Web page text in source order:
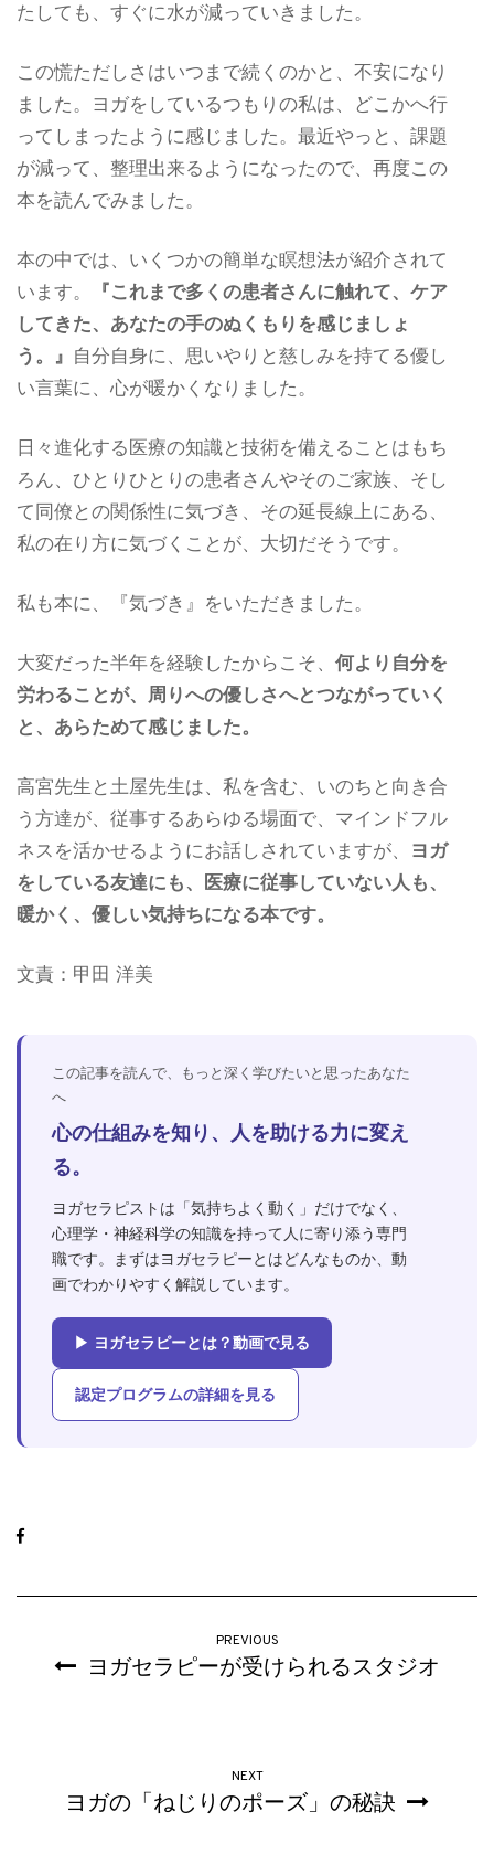
たしても、すぐに水が減っていきました。
この慌ただしさはいつまで続くのかと、不安になり
ました。ヨガをしているつもりの私は、どこかへ行
ってしまったように感じました。最近やっと、課題
が減って、整理出来るようになったので、再度この
本を読んでみました。
本の中では、いくつかの簡単な瞑想法が紹介されて
います。
『これまで多くの患者さんに触れて、ケア
してきた、あなたの手のぬくもりを感じましょ
う。』 自分自身に、思いやりと慈しみを持てる優し
い言葉に、心が暖かくなりました。
日々進化する医療の知識と技術を備えることはもち
ろん、ひとりひとりの患者さんやそのご家族、そし
て同僚との関係性に気づき、その延長線上にある、
私の在り方に気づくことが、大切だそうです。
私も本に、『気づき』をいただきました。
大変だった半年を経験したからこそ、 何より自分を
労わることが、周りへの優しさへとつながっていく
と、あらためて感じました。
高宮先生と土屋先生は、私を含む、いのちと向き合
う方達が、従事するあらゆる場面で、マインドフル
ネスを活かせるようにお話しされていますが、
ヨガ
をしている友達にも、医療に従事していない人も、
暖かく、優しい気持ちになる本です。
文責：甲田 洋美
この記事を読んで、もっと深く学びたいと思ったあなた
へ
心の仕組みを知り、人を助ける力に変え
る。
ヨガセラピストは「気持ちよく動く」だけでなく、
心理学・神経科学の知識を持って人に寄り添う専門
職です。まずはヨガセラピーとはどんなものか、動
画でわかりやすく解説しています。
▶ ヨガセラピーとは？動画で見る
認定プログラムの詳細を見る
PREVIOUS
ヨガセラピーが受けられるスタジオ
NEXT
ヨガの「ねじりのポーズ」の秘訣